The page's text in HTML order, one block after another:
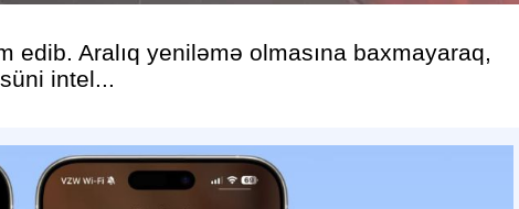
edib. Aralıq yeniləmə olmasına baxmayaraq,
intel...